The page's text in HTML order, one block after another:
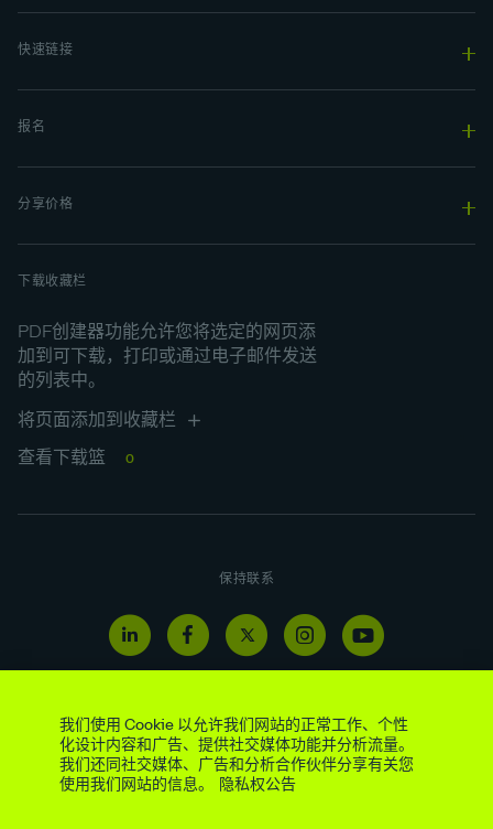
快速链接
报名
分享价格
下载收藏栏
PDF创建器功能允许您将选定的网页添
加到可下载，打印或通过电子邮件发送
的列表中。
将页面添加到收藏栏
查看下载篮 0
保持联系
举报热线 法定与监管披露 现代奴隶制和贩运声明
我们使用 Cookie 以允许我们网站的正常工作、个性
化设计内容和广告、提供社交媒体功能并分析流量。
我们还同社交媒体、广告和分析合作伙伴分享有关您
使用我们网站的信息。
隐私权公告